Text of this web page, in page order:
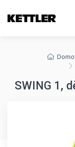
SWING 1,